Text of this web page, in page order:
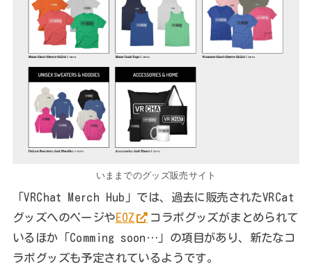
いままでのグッズ販売サイト
「VRChat Merch Hub」では、過去に販売されたVRCat
グッズへのページやEOZ
コラボグッズがまとめられて
いるほか「Comming soon…」の項目があり、新たなコ
ラボグッズも予定されているようです。